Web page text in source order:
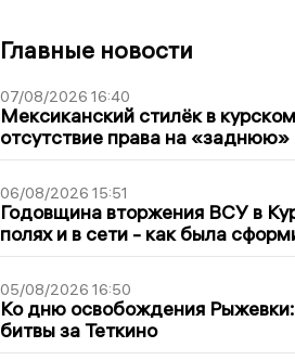
Главные новости
07/08/2026 16:40
Мексиканский стилёк в
отсутствие права на
06/08/2026 15:51
Годовщина вторжения ВСУ в
полях и в сети - как была
05/08/2026 16:50
Ко дню освобождения
битвы за Теткино